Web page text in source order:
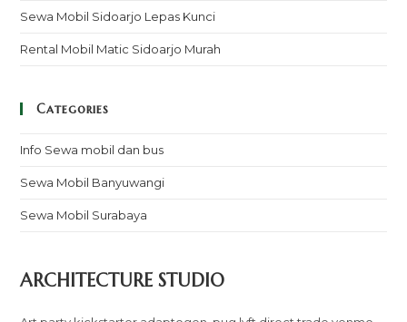
Sewa Mobil Sidoarjo Lepas Kunci
Rental Mobil Matic Sidoarjo Murah
Categories
Info Sewa mobil dan bus
Sewa Mobil Banyuwangi
Sewa Mobil Surabaya
ARCHITECTURE STUDIO